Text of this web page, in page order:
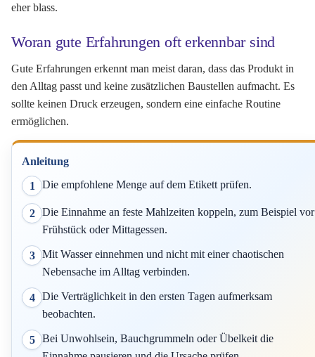
eher blass.
Woran gute Erfahrungen oft erkennbar sind
Gute Erfahrungen erkennt man meist daran, dass das Produkt in
den Alltag passt und keine zusätzlichen Baustellen aufmacht. Es
sollte keinen Druck erzeugen, sondern eine einfache Routine
ermöglichen.
Anleitung
1 Die empfohlene Menge auf dem Etikett prüfen.
2
Die Einnahme an feste Mahlzeiten koppeln, zum Beispiel vor
Frühstück oder Mittagessen.
3
Mit Wasser einnehmen und nicht mit einer chaotischen
Nebensache im Alltag verbinden.
4
Die Verträglichkeit in den ersten Tagen aufmerksam
beobachten.
5
Bei Unwohlsein, Bauchgrummeln oder Übelkeit die